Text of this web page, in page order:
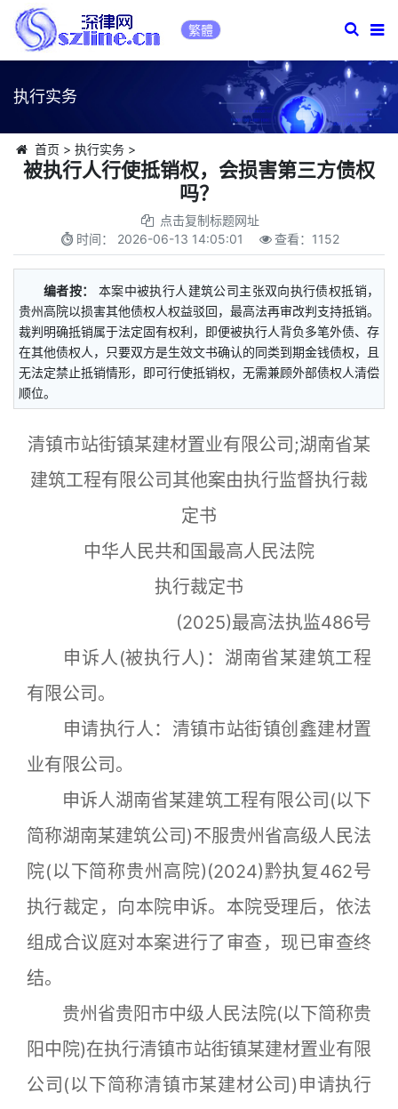
繁體
执行实务
首页 > 执行实务>
被执行人行使抵销权，会损害第三方债权
吗？
点击复制标题网址
时间： 2026-06-13 14:05:01 查看： 1152
编者按：
本案中被执行人建筑公司主张双向执行债权抵销，
贵州高院以损害其他债权人权益驳回，最高法再审改判支持抵销。
裁判明确抵销属于法定固有权利，即便被执行人背负多笔外债、存
在其他债权人，只要双方是生效文书确认的同类到期金钱债权，且
无法定禁止抵销情形，即可行使抵销权，无需兼顾外部债权人清偿
顺位。
清镇市站街镇某建材置业有限公司;湖南省某
建筑工程有限公司其他案由执行监督执行裁
定书
中华人民共和国最高人民法院
执行裁定书
(2025)最高法执监486号
申诉人(被执行人)：湖南省某建筑工程
有限公司。
申请执行人：清镇市站街镇创鑫建材置
业有限公司。
申诉人湖南省某建筑工程有限公司(以下
简称湖南某建筑公司)不服贵州省高级人民法
院(以下简称贵州高院)(2024)黔执复462号
执行裁定，向本院申诉。本院受理后，依法
组成合议庭对本案进行了审查，现已审查终
结。
贵州省贵阳市中级人民法院(以下简称贵
阳中院)在执行清镇市站街镇某建材置业有限
公司(以下简称清镇市某建材公司)申请执行